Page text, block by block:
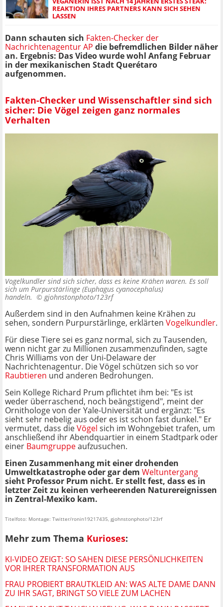
REAKTION IHRES PARTNERS KANN SICH SEHEN
LASSEN
Dann schauten sich Fakten-Checker der
Nachrichtenagentur AP die befremdlichen Bilder näher
an. Ergebnis: Das Video wurde wohl Anfang Februar
in der mexikanischen Stadt Querétaro
aufgenommen.
Fakten-Checker und Wissenschaftler sind sich
sicher: Die Vögel zeigen ganz normales
Verhalten
Vogelkundler sind sich sicher, dass es keine Krähen waren. Es soll
sich um Purpurstärlinge (Euphagus cyanocephalus)
handeln. © gjohnstonphoto/123rf
Außerdem sind in den Aufnahmen keine Krähen zu
sehen, sondern Purpurstärlinge, erklärten Vogelkundler.
Für diese Tiere sei es ganz normal, sich zu Tausenden,
wenn nicht gar zu Millionen zusammenzufinden, sagte
Chris Williams von der Uni-Delaware der
Nachrichtenagentur. Die Vögel schützen sich so vor
Raubtieren und anderen Bedrohungen.
Sein Kollege Richard Prum pflichtet ihm bei: "Es ist
weder überraschend, noch beängstigend", meint der
Ornithologe von der Yale-Universität und ergänzt: "Es
sieht sehr nebelig aus oder es ist schon fast dunkel." Er
vermutet, dass dieVögel sich im Wohngebiet trafen, um
anschließend ihr Abendquartier in einem Stadtpark oder
einer Baumgruppeaufzusuchen.
Einen Zusammenhang mit einer drohenden
Umweltkatastrophe oder gar dem Weltuntergang
sieht Professor Prum nicht. Er stellt fest, dass es in
letzter Zeit zu keinen verheerenden Naturereignissen
in Zentral-Mexiko kam.
Titelfoto: Montage: Twitter/ronin19217435, gjohnstonphoto/123rf
Mehr zum Thema Kurioses:
KI-VIDEO ZEIGT: SO SAHEN DIESE PERSÖNLICHKEITEN
VOR IHRER TRANSFORMATION AUS
FRAU PROBIERT BRAUTKLEID AN: WAS ALTE DAME DANN
ZU IHR SAGT, BRINGT SO VIELE ZUM LACHEN